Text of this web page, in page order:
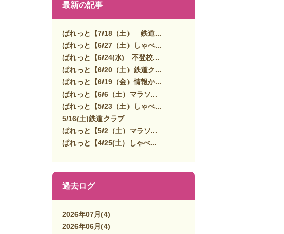
最新の記事
ぱれっと【7/18（土） 鉄道...
ぱれっと【6/27（土）しゃべ...
ぱれっと【6/24(水) 不登校...
ぱれっと【6/20（土）鉄道ク...
ぱれっと【6/19（金）情報か...
ぱれっと【6/6（土）マラソ...
ぱれっと【5/23（土）しゃべ...
5/16(土)鉄道クラブ
ぱれっと【5/2（土）マラソ...
ぱれっと【4/25(土）しゃべ...
過去ログ
2026年07月 (4)
2026年06月 (4)